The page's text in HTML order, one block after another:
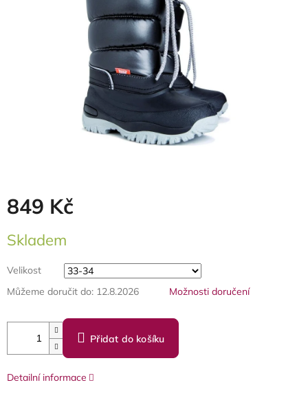
849 Kč
cena:
Skladem
Velikost
Můžeme doručit do: 12.8.2026 Možnosti doručení
Přidat do košíku
Detailní informace